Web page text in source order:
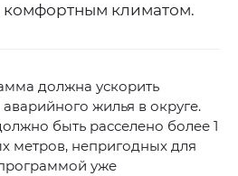
комфортным климатом.
должна ускорить
жилья в округе.
быть расселено более 1
метров, непригодных для
уже